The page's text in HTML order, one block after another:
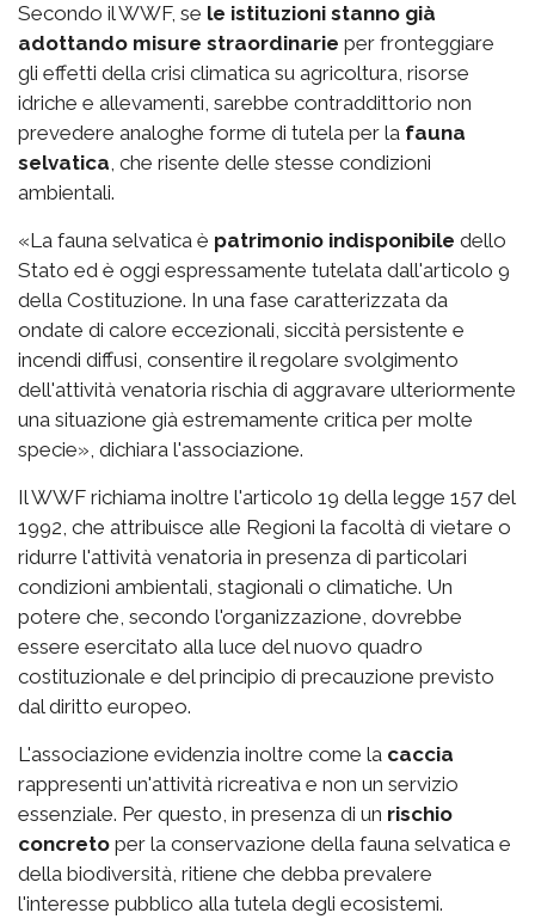
Secondo il WWF, se le istituzioni stanno già
adottando misure straordinarie per fronteggiare
gli effetti della crisi climatica su agricoltura, risorse
idriche e allevamenti, sarebbe contraddittorio non
prevedere analoghe forme di tutela per la fauna
selvatica, che risente delle stesse condizioni
ambientali.
«La fauna selvatica è patrimonio indisponibile dello
Stato ed è oggi espressamente tutelata dall'articolo 9
della Costituzione. In una fase caratterizzata da
ondate di calore eccezionali, siccità persistente e
incendi diffusi, consentire il regolare svolgimento
dell'attività venatoria rischia di aggravare ulteriormente
una situazione già estremamente critica per molte
specie», dichiara l'associazione.
Il WWF richiama inoltre l'articolo 19 della legge 157 del
1992, che attribuisce alle Regioni la facoltà di vietare o
ridurre l'attività venatoria in presenza di particolari
condizioni ambientali, stagionali o climatiche. Un
potere che, secondo l'organizzazione, dovrebbe
essere esercitato alla luce del nuovo quadro
costituzionale e del principio di precauzione previsto
dal diritto europeo.
L'associazione evidenzia inoltre come la caccia
rappresenti un'attività ricreativa e non un servizio
essenziale. Per questo, in presenza di un rischio
concreto per la conservazione della fauna selvatica e
della biodiversità, ritiene che debba prevalere
l'interesse pubblico alla tutela degli ecosistemi.